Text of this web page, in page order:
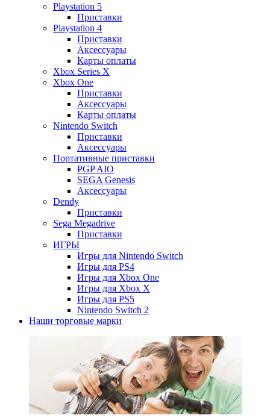
Playstation 5
Приставки
Playstation 4
Приставки
Аксессуары
Карты оплаты
Xbox Series X
Xbox One
Приставки
Аксессуары
Карты оплаты
Nintendo Switch
Приставки
Аксессуары
Портативные приставки
PGP AIO
SEGA Genesis
Аксессуары
Dendy
Приставки
Sega Megadrive
Приставки
ИГРЫ
Игры для Nintendo Switch
Игры для PS4
Игры для Xbox One
Игры для Xbox X
Игры для PS5
Nintendo Switch 2
Наши торговые марки